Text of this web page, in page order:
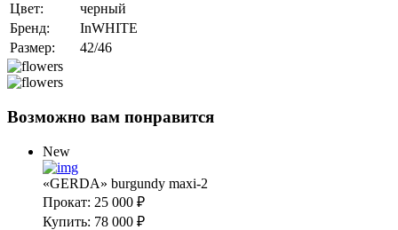
Цвет:
черный
Бренд:
InWHITE
Размер:
42/46
Возможно вам понравится
New
«GERDA» burgundy maxi-2
Прокат: 25 000 ₽
Купить: 78 000 ₽